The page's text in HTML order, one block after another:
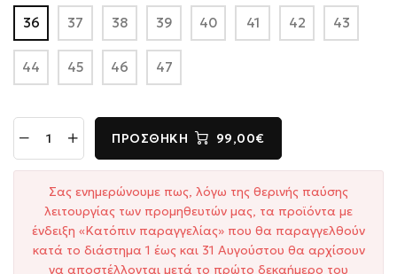
36 37 38 39 40 41 42 43
44 45 46 47
ΠΡΟΣΘΉΚΗ 99,00€
Σας ενημερώνουμε πως, λόγω της θερινής παύσης
λειτουργίας των προμηθευτών μας, τα προϊόντα με
ένδειξη «Κατόπιν παραγγελίας» που θα παραγγελθούν
κατά το διάστημα 1 έως και 31 Αυγούστου θα αρχίσουν
να αποστέλλονται μετά το πρώτο δεκαήμερο του